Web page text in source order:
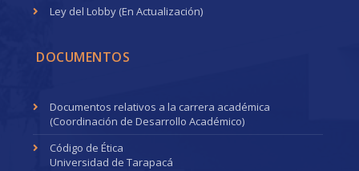
Ley del Lobby (En Actualización)
DOCUMENTOS
Documentos relativos a la carrera académica
(Coordinación de Desarrollo Académico)
Código de Ética
Universidad de Tarapacá